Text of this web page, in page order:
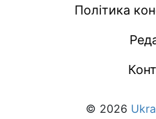
Політика
© 2026